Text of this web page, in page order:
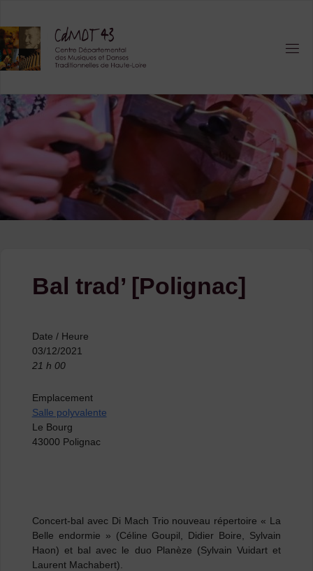
content
Bal trad’ [Polignac]
Date / Heure
03/12/2021
21 h 00
Emplacement
Salle polyvalente
Le Bourg
43000 Polignac
Concert-bal avec Di Mach Trio nouveau répertoire « La
Belle endormie » (Céline Goupil, Didier Boire, Sylvain
Haon) et bal avec le duo Planèze (Sylvain Vuidart et
Laurent Machabert).